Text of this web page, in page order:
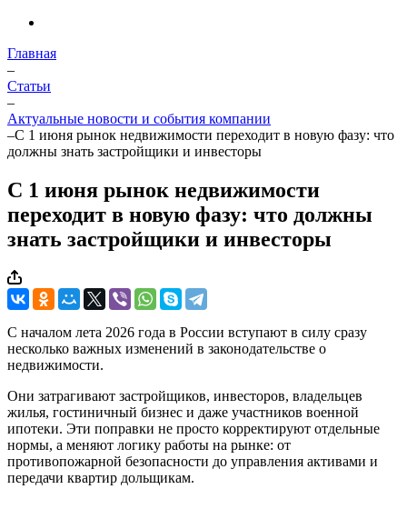
Главная
–
Статьи
–
Актуальные новости и события компании
–С 1 июня рынок недвижимости переходит в новую фазу: что
должны знать застройщики и инвесторы
С 1 июня рынок недвижимости
переходит в новую фазу: что должны
знать застройщики и инвесторы
С началом лета 2026 года в России вступают в силу сразу
несколько важных изменений в законодательстве о
недвижимости.
Они затрагивают застройщиков, инвесторов, владельцев
жилья, гостиничный бизнес и даже участников военной
ипотеки. Эти поправки не просто корректируют отдельные
нормы, а меняют логику работы на рынке: от
противопожарной безопасности до управления активами и
передачи квартир дольщикам.